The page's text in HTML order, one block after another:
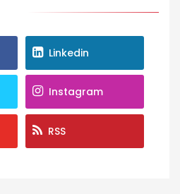
Linkedin
Instagram
RSS